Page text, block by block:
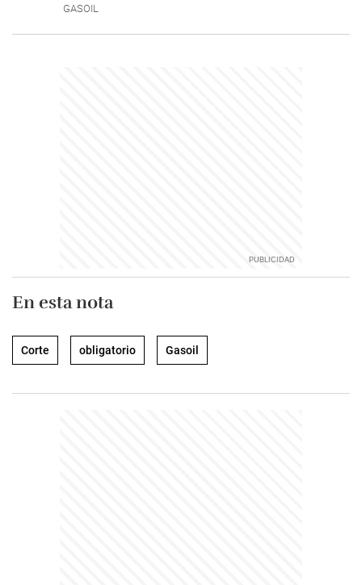
GASOIL
En esta nota
Corte obligatorio Gasoil